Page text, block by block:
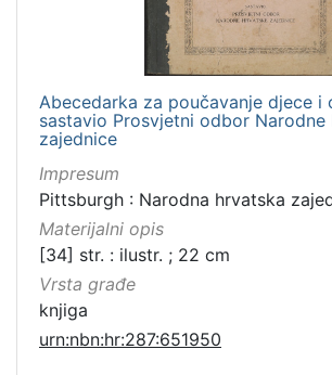
Abecedarka za poučavanje djece i
sastavio Prosvjetni odbor Narodne
zajednice
Impresum
Pittsburgh : Narodna hrvatska
Materijalni opis
[34] str. : ilustr. ; 22 cm
Vrsta građe
knjiga
urn:nbn:hr:287:651950